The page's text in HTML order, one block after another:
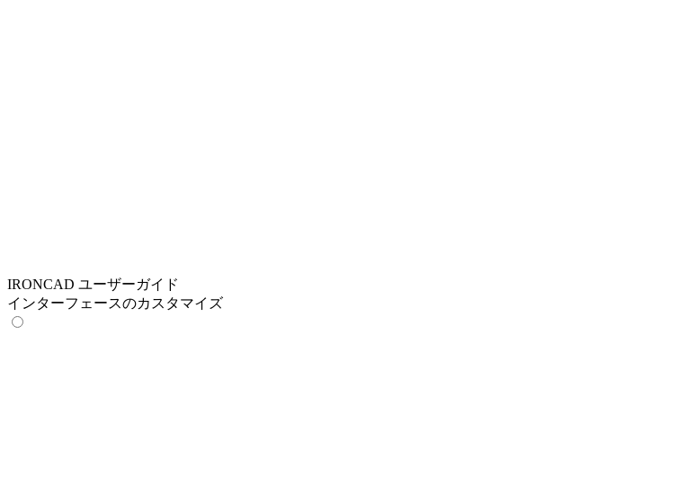
IRONCAD ユーザーガイド
インターフェースのカスタマイズ